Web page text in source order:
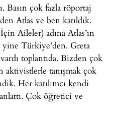
çok fazla röportaj
Atlas ve ben katıldık.
Aileler) adına Atlas’ın
Türkiye’den. Greta
toplantıda. Bizden çok
tanışmak çok
Her katılımcı kendi
Çok öğretici ve